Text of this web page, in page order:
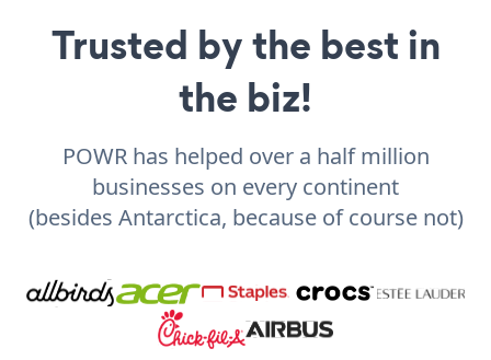
Trusted by the best in
the biz!
POWR has helped over a half million
businesses on every continent
(besides Antarctica, because of course not)